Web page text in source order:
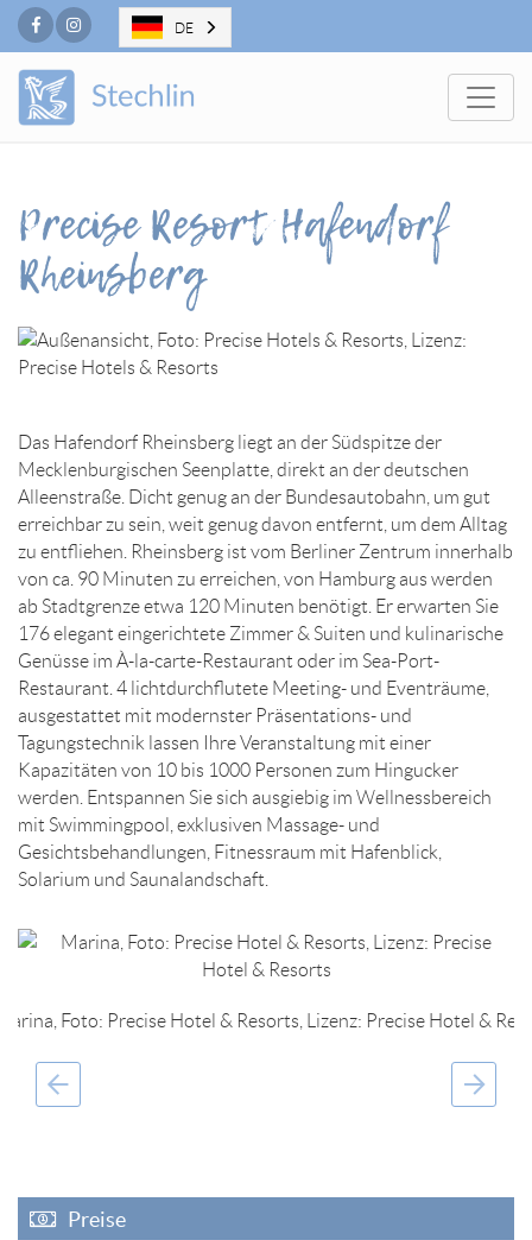
FacebookInstagram
Precise Resort Hafendorf
Rheinsberg
Das Hafendorf Rheinsberg liegt an der Südspitze der
Mecklenburgischen Seenplatte, direkt an der deutschen
Alleenstraße. Dicht genug an der Bundesautobahn, um gut
erreichbar zu sein, weit genug davon entfernt, um dem Alltag
zu entfliehen. Rheinsberg ist vom Berliner Zentrum innerhalb
von ca. 90 Minuten zu erreichen, von Hamburg aus werden
ab Stadtgrenze etwa 120 Minuten benötigt. Er erwarten Sie
176 elegant eingerichtete Zimmer & Suiten und kulinarische
Genüsse im À-la-carte-Restaurant oder im Sea-Port-
Restaurant. 4 lichtdurchflutete Meeting- und Eventräume,
ausgestattet mit modernster Präsentations- und
Tagungstechnik lassen Ihre Veranstaltung mit einer
Kapazitäten von 10 bis 1000 Personen zum Hingucker
werden. Entspannen Sie sich ausgiebig im Wellnessbereich
mit Swimmingpool, exklusiven Massage- und
Gesichtsbehandlungen, Fitnessraum mit Hafenblick,
Solarium und Saunalandschaft.
Preise
DE